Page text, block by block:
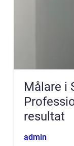
Målare i
resultat
admin